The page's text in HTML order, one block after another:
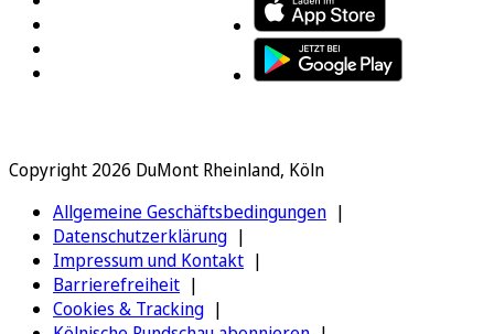
Copyright 2026 DuMont Rheinland, Köln
Allgemeine Geschäftsbedingungen
Datenschutzerklärung
Impressum und Kontakt
Barrierefreiheit
Cookies & Tracking